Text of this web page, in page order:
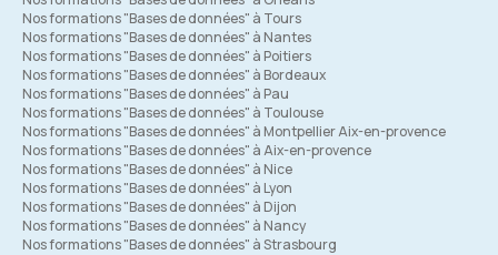
Nos formations "Bases de données" à Tours
Nos formations "Bases de données" à Nantes
Nos formations "Bases de données" à Poitiers
Nos formations "Bases de données" à Bordeaux
Nos formations "Bases de données" à Pau
Nos formations "Bases de données" à Toulouse
Nos formations "Bases de données" à Montpellier Aix-en-provence
Nos formations "Bases de données" à Aix-en-provence
Nos formations "Bases de données" à Nice
Nos formations "Bases de données" à Lyon
Nos formations "Bases de données" à Dijon
Nos formations "Bases de données" à Nancy
Nos formations "Bases de données" à Strasbourg